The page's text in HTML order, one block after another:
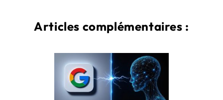
Articles complémentaires :